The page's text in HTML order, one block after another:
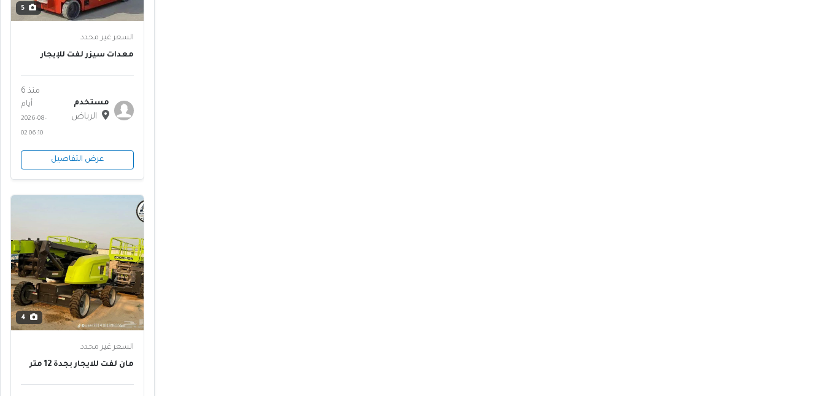
5
السعر غير محدد
معدات سيزر لفت للإيجار
متر 16 متر ║ أعمال تركيب
مستخدم
الرياض
منذ 6
أيام
2026-08-
02 06:10
عرض التفاصيل
السعر غير محدد
مان لفت للايجار بجدة 12 متر
متر | رافعات عمال للمباني